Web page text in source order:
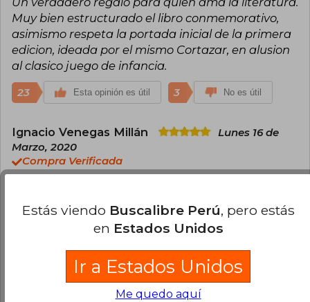
Muy bien estructurado el libro conmemorativo,
asimismo respeta la portada inicial de la primera
edicion, ideada por el mismo Cortazar, en alusion
al clasico juego de infancia.
23 Esta opinión es útil 3 No es útil
Ignacio Venegas Millán
Lunes 16 de
Marzo, 2020
Compra Verificada
empastado y excelente diseño. El tamaño de la
letra, es preciso, se puede leer con facilidad, y el
robustez. A modo de detalle algunas hojas venian
algo manchadas en su impresión, pero que no
generó problema a la hora de leer. De las 1200
Estás viendo Buscalibre Perú, pero estás
en Estados Unidos
Ir a Estados Unidos
Me quedo aquí